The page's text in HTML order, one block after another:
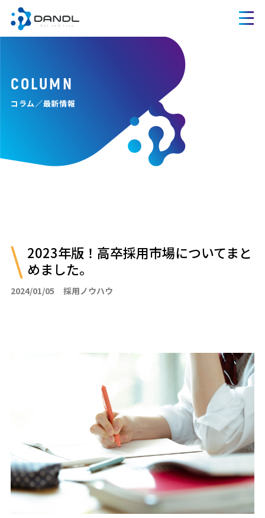
COLUMN
コラム／最新情報
2023年版！高卒採用市場についてまと
めました。
2024/01/05 採用ノウハウ